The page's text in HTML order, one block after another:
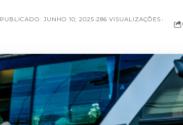
PUBLICADO: JUNHO 10, 2025 286 VISUALIZAÇÕES